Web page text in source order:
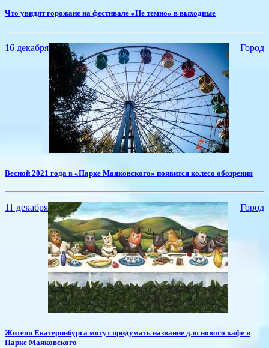
Что увидят горожане на фестивале «Не темно» в выходные
16 декабря Город
Весной 2021 года в «Парке Маяковского» появится колесо обозрения
11 декабря Город
​Жители Екатеринбурга могут придумать название для нового кафе в
Парке Маяковского